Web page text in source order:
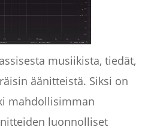
musiikista, tiedät,
äänitteistä. Siksi on
mahdollisimman
luonnolliset